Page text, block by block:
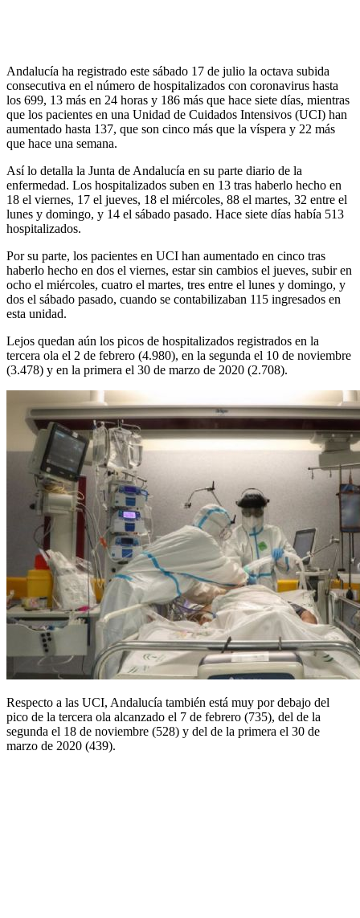
Andalucía ha registrado este sábado 17 de julio la octava subida
consecutiva en el número de hospitalizados con coronavirus hasta
los 699, 13 más en 24 horas y 186 más que hace siete días, mientras
que los pacientes en una Unidad de Cuidados Intensivos (UCI) han
aumentado hasta 137, que son cinco más que la víspera y 22 más
que hace una semana.
Así lo detalla la Junta de Andalucía en su parte diario de la
enfermedad. Los hospitalizados suben en 13 tras haberlo hecho en
18 el viernes, 17 el jueves, 18 el miércoles, 88 el martes, 32 entre el
lunes y domingo, y 14 el sábado pasado. Hace siete días había 513
hospitalizados.
Por su parte, los pacientes en UCI han aumentado en cinco tras
haberlo hecho en dos el viernes, estar sin cambios el jueves, subir en
ocho el miércoles, cuatro el martes, tres entre el lunes y domingo, y
dos el sábado pasado, cuando se contabilizaban 115 ingresados en
esta unidad.
Lejos quedan aún los picos de hospitalizados registrados en la
tercera ola el 2 de febrero (4.980), en la segunda el 10 de noviembre
(3.478) y en la primera el 30 de marzo de 2020 (2.708).
Respecto a las UCI, Andalucía también está muy por debajo del
pico de la tercera ola alcanzado el 7 de febrero (735), del de la
segunda el 18 de noviembre (528) y del de la primera el 30 de
marzo de 2020 (439).